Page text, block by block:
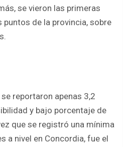
se vieron las primeras
puntos de la provincia, sobre
reportaron apenas 3,2
y bajo porcentaje de
que se registró una mínima
a nivel en Concordia, fue el